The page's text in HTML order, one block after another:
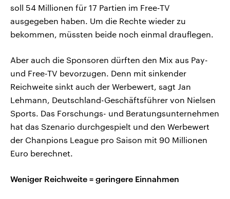
soll 54 Millionen für 17 Partien im Free-TV
ausgegeben haben. Um die Rechte wieder zu
bekommen, müssten beide noch einmal drauflegen.
Aber auch die Sponsoren dürften den Mix aus Pay-
und Free-TV bevorzugen. Denn mit sinkender
Reichweite sinkt auch der Werbewert, sagt Jan
Lehmann, Deutschland-Geschäftsführer von Nielsen
Sports. Das Forschungs- und Beratungsunternehmen
hat das Szenario durchgespielt und den Werbewert
der Chanpions League pro Saison mit 90 Millionen
Euro berechnet.
Weniger Reichweite = geringere Einnahmen